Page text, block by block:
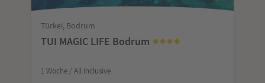
Türkei, Bodrum
TUI MAGIC LIFE Bodrum
1 Woche / All Inclusive